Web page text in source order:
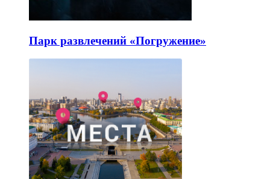
Парк развлечений «Погружение»